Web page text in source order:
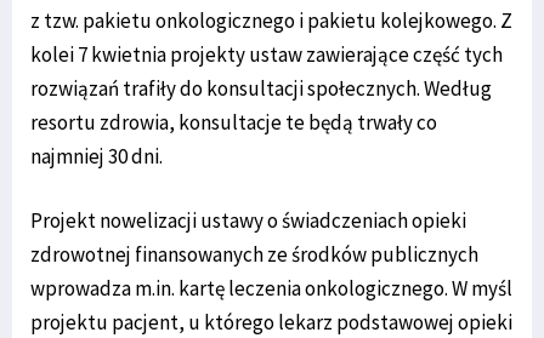
z tzw. pakietu onkologicznego i pakietu kolejkowego. Z
kolei 7 kwietnia projekty ustaw zawierające część tych
rozwiązań trafiły do konsultacji społecznych. Według
resortu zdrowia, konsultacje te będą trwały co
najmniej 30 dni.
Projekt nowelizacji ustawy o świadczeniach opieki
zdrowotnej finansowanych ze środków publicznych
wprowadza m.in. kartę leczenia onkologicznego. W myśl
projektu pacjent, u którego lekarz podstawowej opieki